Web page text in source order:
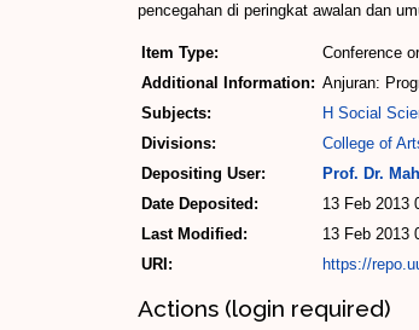
pencegahan di peringkat awalan dan
Item Type:
Conference
Additional Information: Anjuran:
Subjects:
H Social
Divisions:
College of
Depositing User:
Prof. Dr.
Date Deposited:
13 Feb 2013
Last Modified:
13 Feb 2013
URI:
https://
Actions (login required)